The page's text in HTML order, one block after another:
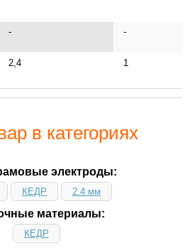
- -
2,4 1
в категориях
электроды:
КЕДР 2.4 мм
материалы:
КЕДР